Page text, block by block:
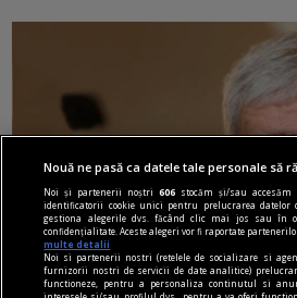
Nouă ne pasă ca datele tale personale să
Noi și partenerii noștri606 stocăm și/sau
identificatorii cookie unici pentru prelucrarea datelor
gestiona alegerile dvs. făcând clic mai jos sau în
confidențialitate. Aceste alegeri vor fi raportate
multe detalii
Noi si partenerii nostri (retelele de socializare si
furnizorii nostri de servicii de date analitice)
functioneze, pentru a personaliza continutul si